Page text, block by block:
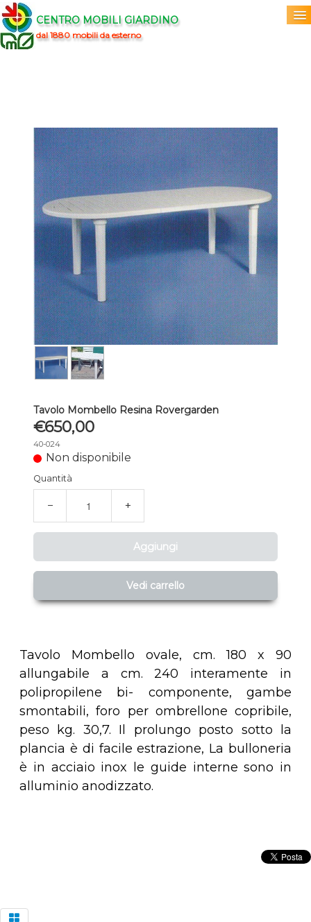
CENTRO MOBILI GIARDINO
dal 1880 mobili da esterno
Marchi▼
Prodotti▼
Info▼
0
Tavolo Mombello Resina Rovergarden
€650,00
40-024
Non disponibile
Quantità
− +
Aggiungi
Vedi carrello
Tavolo Mombello ovale, cm. 180 x 90
allungabile a cm. 240 interamente in
polipropilene bi- componente, gambe
smontabili, foro per ombrellone copribile,
peso kg. 30,7. Il prolungo posto sotto la
plancia è di facile estrazione, La bulloneria
è in acciaio inox le guide interne sono in
alluminio anodizzato.